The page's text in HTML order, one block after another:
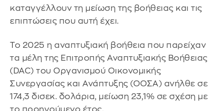
καταγγέλλουν τη μείωση της βοήθειας και τις
επιπτώσεις που αυτή έχει.
Το 2025 η αναπτυξιακή βοήθεια που παρείχαν
τα μέλη της Επιτροπής Αναπτυξιακής Βοήθειας
(DAC) του Οργανισμού Οικονομικής
Συνεργασίας και Ανάπτυξης (ΟΟΣΑ) ανήλθε σε
174,3 δισεκ. δολάρια, μείωση 23,1% σε σχέση με